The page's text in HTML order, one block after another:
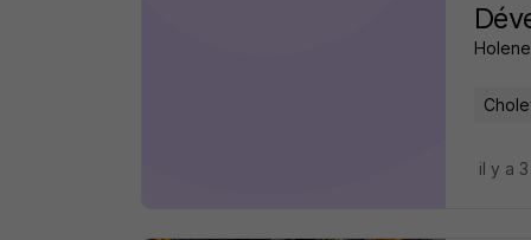
il y a